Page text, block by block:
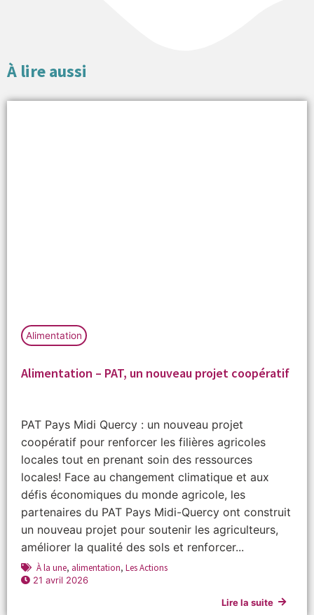
À lire aussi
Alimentation
Alimentation – PAT, un nouveau projet coopératif
PAT Pays Midi Quercy : un nouveau projet
coopératif pour renforcer les filières agricoles
locales tout en prenant soin des ressources
locales! Face au changement climatique et aux
défis économiques du monde agricole, les
partenaires du PAT Pays Midi-Quercy ont construit
un nouveau projet pour soutenir les agriculteurs,
améliorer la qualité des sols et renforcer...
À la une, alimentation, Les Actions
21 avril 2026
Lire la suite